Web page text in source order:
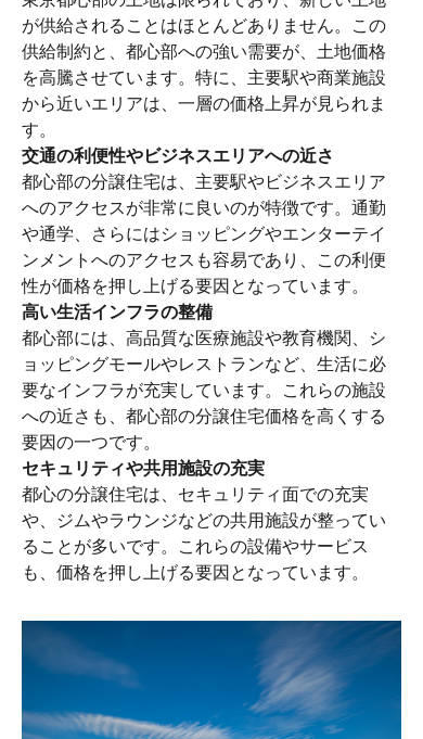
が供給されることはほとんどありません。この
供給制約と、都心部への強い需要が、土地価格
を高騰させています。特に、主要駅や商業施設
から近いエリアは、一層の価格上昇が見られま
す。
交通の利便性やビジネスエリアへの近さ
都心部の分譲住宅は、主要駅やビジネスエリア
へのアクセスが非常に良いのが特徴です。通勤
や通学、さらにはショッピングやエンターテイ
ンメントへのアクセスも容易であり、この利便
性が価格を押し上げる要因となっています。
高い生活インフラの整備
都心部には、高品質な医療施設や教育機関、シ
ョッピングモールやレストランなど、生活に必
要なインフラが充実しています。これらの施設
への近さも、都心部の分譲住宅価格を高くする
要因の一つです。
セキュリティや共用施設の充実
都心の分譲住宅は、セキュリティ面での充実
や、ジムやラウンジなどの共用施設が整ってい
ることが多いです。これらの設備やサービス
も、価格を押し上げる要因となっています。